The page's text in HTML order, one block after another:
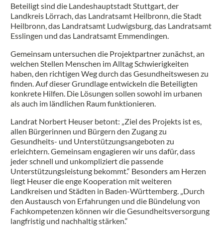
Beteiligt sind die Landeshauptstadt Stuttgart, der
Landkreis Lörrach, das Landratsamt Heilbronn, die Stadt
Heilbronn, das Landratsamt Ludwigsburg, das Landratsamt
Esslingen und das Landratsamt Emmendingen.
Gemeinsam untersuchen die Projektpartner zunächst, an
welchen Stellen Menschen im Alltag Schwierigkeiten
haben, den richtigen Weg durch das Gesundheitswesen zu
finden. Auf dieser Grundlage entwickeln die Beteiligten
konkrete Hilfen. Die Lösungen sollen sowohl im urbanen
als auch im ländlichen Raum funktionieren.
Landrat Norbert Heuser betont: „Ziel des Projekts ist es,
allen Bürgerinnen und Bürgern den Zugang zu
Gesundheits- und Unterstützungsangeboten zu
erleichtern. Gemeinsam engagieren wir uns dafür, dass
jeder schnell und unkompliziert die passende
Unterstützungsleistung bekommt.“ Besonders am Herzen
liegt Heuser die enge Kooperation mit weiteren
Landkreisen und Städten in Baden-Württemberg. „Durch
den Austausch von Erfahrungen und die Bündelung von
Fachkompetenzen können wir die Gesundheitsversorgung
langfristig und nachhaltig stärken.“